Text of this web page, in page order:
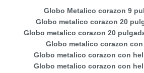
Globo Metalico corazon 9
Globo metalico corazon 20
Globo metalico corazon 20
Globo metalico corazon
Globo metalico corazon con
Globo metalico corazon con